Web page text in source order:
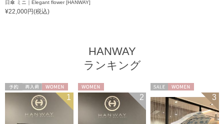
日傘 ミニ｜Elegant flower [HANWAY]
¥22,000円(税込)
HANWAY
ランキング
予約 再入荷 WOMEN 1 WOMEN 2 3